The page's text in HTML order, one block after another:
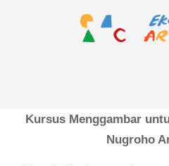
ART
CLASS
Kursus Menggambar
Nugroho